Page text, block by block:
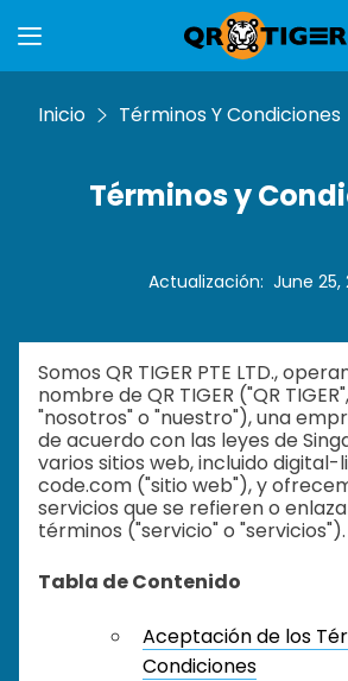
Inicio Términos Y Condiciones
Términos y
Actualización: June 25,
Somos QR TIGER PTE LTD.,
nombre de QR TIGER ("QR
"nosotros" o "nuestro"), una
de acuerdo con las leyes de
varios sitios web, incluido
code.com ("sitio web"), y
servicios que se refieren o
términos ("servicio" o "servicios").
Tabla de Contenido
Aceptación de los
Condiciones